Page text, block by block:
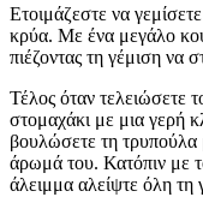
Ετοιμάζεστε να
κρύα. Με ένα μεγάλο
πιέζοντας τη γέμιση να
Τέλος όταν τελειώσετε
στομαχάκι με μια γερή
βουλώσετε τη τρυπούλα
άρωμά του. Κατόπιν με
άλειμμα αλείψτε όλη τη